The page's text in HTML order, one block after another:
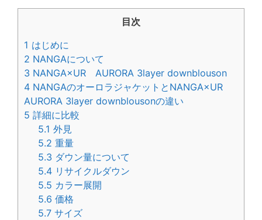
目次
1 はじめに
2 NANGAについて
3 NANGA×UR AURORA 3layer downblouson
4 NANGAのオーロラジャケットとNANGA×UR
AURORA 3layer downblousonの違い
5 詳細に比較
5.1 外見
5.2 重量
5.3 ダウン量について
5.4 リサイクルダウン
5.5 カラー展開
5.6 価格
5.7 サイズ